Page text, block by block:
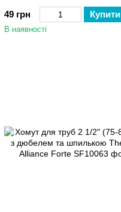
49 грн
Купити
В наявності